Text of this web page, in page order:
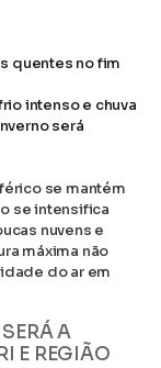
quentes no fim
intenso e chuva
será
se mantém
se intensifica
nuvens e
máxima não
do ar em
A
E REGIÃO